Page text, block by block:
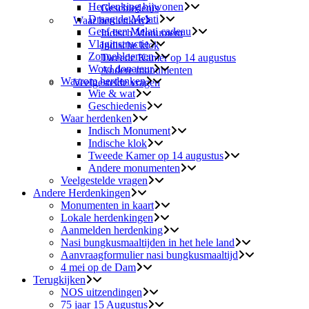
Geschiedenis
Waar herdenken
Indisch Monument
Indische klok
Tweede Kamer op 14 augustus
Andere monumenten
Veelgestelde vragen
Herdenking bijwonen
Draag de Melati
Geef een Melati cadeau
Vlaginstructie
Zonnebloemen
Word donateur
Waarom herdenken
Wie & wat
Geschiedenis
Waar herdenken
Indisch Monument
Indische klok
Tweede Kamer op 14 augustus
Andere monumenten
Veelgestelde vragen
Andere Herdenkingen
Monumenten in kaart
Lokale herdenkingen
Aanmelden herdenking
Nasi bungkusmaaltijden in het hele land
Aanvraagformulier nasi bungkusmaaltijd
4 mei op de Dam
Terugkijken
NOS uitzendingen
75 jaar 15 Augustus